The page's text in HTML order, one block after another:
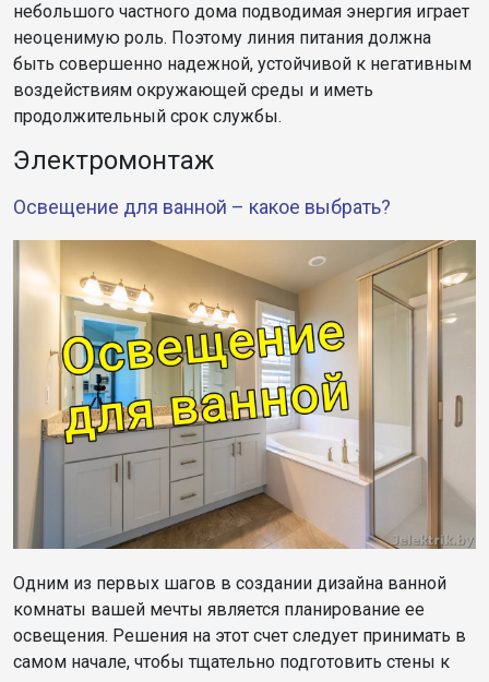
небольшого частного дома подводимая энергия играет
неоценимую роль. Поэтому линия питания должна
быть совершенно надежной, устойчивой к негативным
воздействиям окружающей среды и иметь
продолжительный срок службы.
Электромонтаж
Освещение для ванной – какое выбрать?
Одним из первых шагов в создании дизайна ванной
комнаты вашей мечты является планирование ее
освещения. Решения на этот счет следует принимать в
самом начале, чтобы тщательно подготовить стены к